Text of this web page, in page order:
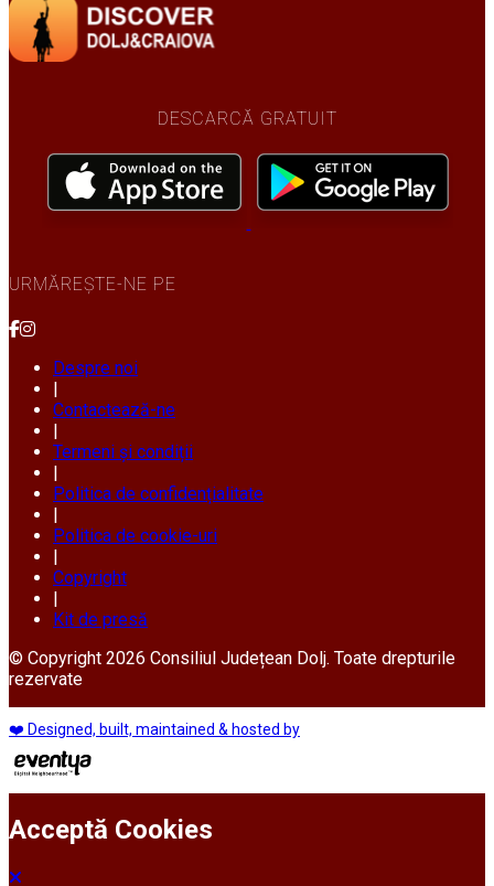
DESCARCĂ GRATUIT
URMĂREȘTE-NE PE
Despre noi
|
Contactează-ne
|
Termeni și condiții
|
Politica de confidențialitate
|
Politica de cookie-uri
|
Copyright
|
Kit de presă
© Copyright 2026 Consiliul Județean Dolj. Toate drepturile
rezervate
❤️ Designed, built, maintained & hosted by
Acceptă Cookies